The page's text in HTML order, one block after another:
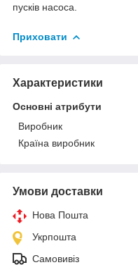
пусків насоса.
Приховати
Характеристики
Основні атрибути
Виробник
Країна виробник
Умови доставки
Нова Пошта
Укрпошта
Самовивіз